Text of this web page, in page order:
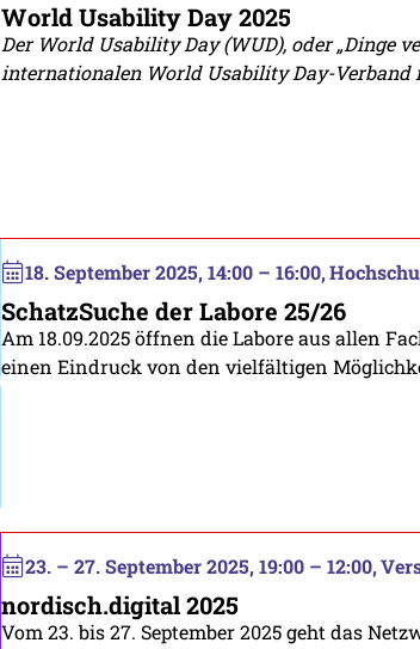
World Usability Day 2025
Der World Usability Day (WUD), oder „Dinge
internationalen World Usability Day-Verband
18. September 2025, 14:00 – 16:00
SchatzSuche der Labore 25/26
Am 18.09.2025 öffnen die Labore aus allen
einen Eindruck von den vielfältigen
23. – 27. September 2025, 19:00 – 12:00
nordisch.digital 2025
Vom 23. bis 27. September 2025 geht das